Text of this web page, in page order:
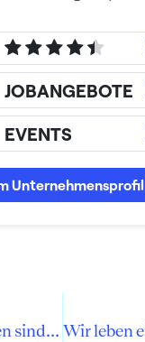
JOBANGEBOTE
EVENTS
Unternehmensprofil
Pride-Aktivitäten sind Grundvoraussetzung für eine offene und inklusive Firmenkultur